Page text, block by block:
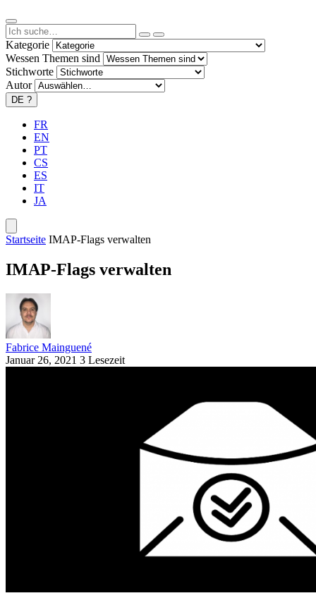
Kategorie
Wessen Themen sind
Stichworte
Autor
DE ?
FR
EN
PT
CS
ES
IT
JA
Startseite IMAP-Flags verwalten
IMAP-Flags verwalten
Fabrice Mainguené
Januar 26, 2021 3 Lesezeit